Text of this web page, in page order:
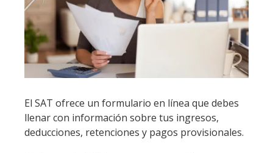
El SAT ofrece un formulario en línea que debes
llenar con información sobre tus ingresos,
deducciones, retenciones y pagos provisionales.